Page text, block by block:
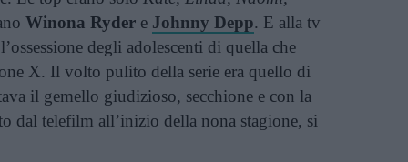
Winona Ryder e Johnny Depp. E alla tv
degli adolescenti di quella che
X. Il volto pulito della serie era quello di
il gemello giudizioso, secchione e con la
dal telefilm all’inizio della nona stagione, si